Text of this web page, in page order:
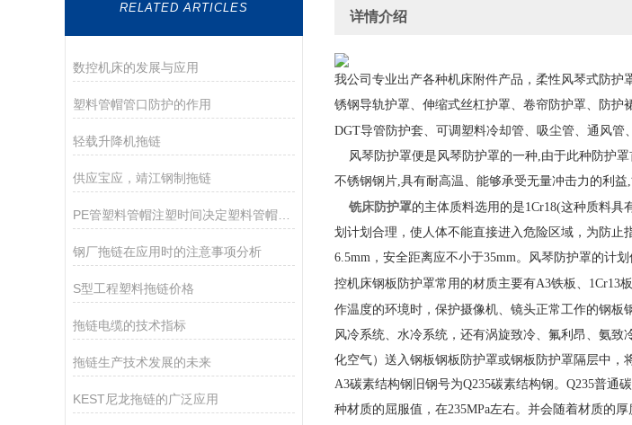
RELATED ARTICLES
数控机床的发展与应用
塑料管帽管口防护的作用
轻载升降机拖链
供应宝应，靖江钢制拖链
PE管塑料管帽注塑时间决定塑料管帽成本
钢厂拖链在应用时的注意事项分析
S型工程塑料拖链价格
拖链电缆的技术指标
拖链生产技术发展的未来
KEST尼龙拖链的广泛应用
详情介绍
我公司专业出产各种机床附件产品，柔性风琴式防
锈钢导轨护罩、伸缩式丝杠护罩、卷帘防护罩、防护
DGT导管防护套、可调塑料冷却管、吸尘管、通风
风琴防护罩便是风琴防护罩的一种,由于此种防护
不锈钢钢片,具有耐高温、能够承受无量冲击力的利
铣床防护罩的主体质料选用的是1Cr18(这种质料
划计划合理，使人体不能直接进入危险区域，为防
6.5mm，安全距离应不小于35mm。风琴防护罩的计
控机床钢板防护罩常用的材质主要有A3铁板、1Cr13板
作温度的环境时，保护摄像机、镜头正常工作的钢
风冷系统、水冷系统，还有涡旋致冷、氟利昂、氨
化空气）送入钢板钢板防护罩或钢板防护罩隔层中，
A3碳素结构钢旧钢号为Q235碳素结构钢。 Q235普通
种材质的屈服值，在235MPa左右。并会随着材质的